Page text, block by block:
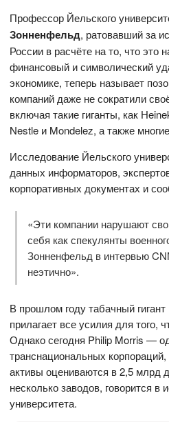
Профессор Йельского
Зонненфельд, ратовавший за
России в расчёте на то, что это
финансовый и символический
экономике, теперь называет
компаний даже не сократили
включая такие гиганты, как
Nestle и Mondelez, а также
Исследование Йельского
данных информаторов,
корпоративных документах и
«Эти компании нарушают
себя как спекулянты
Зонненфельд в интервью
неэтично».
В прошлом году табачный
прилагает все усилия для того,
Однако сегодня Philip Morris —
транснациональных
активы оцениваются в 2,5 млрд
несколько заводов, говорится в
университета.